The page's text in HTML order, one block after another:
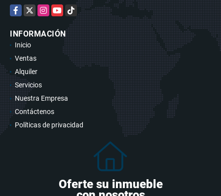
Facebook
X Instagram
YouTubeTikTok
INFORMACIÓN
Inicio
Ventas
Alquiler
Servicios
Nuestra Empresa
Contáctenos
Políticas de privacidad
Oferte su inmueble